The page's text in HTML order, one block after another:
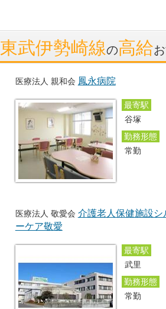
東武伊勢崎線の高給
医療法人 親和会 鳳永病院
最寄駅
谷塚
勤務形態
常勤
医療法人 敬愛会 介護老人保健施設シ
ーケア敬愛
最寄駅
武里
勤務形態
常勤